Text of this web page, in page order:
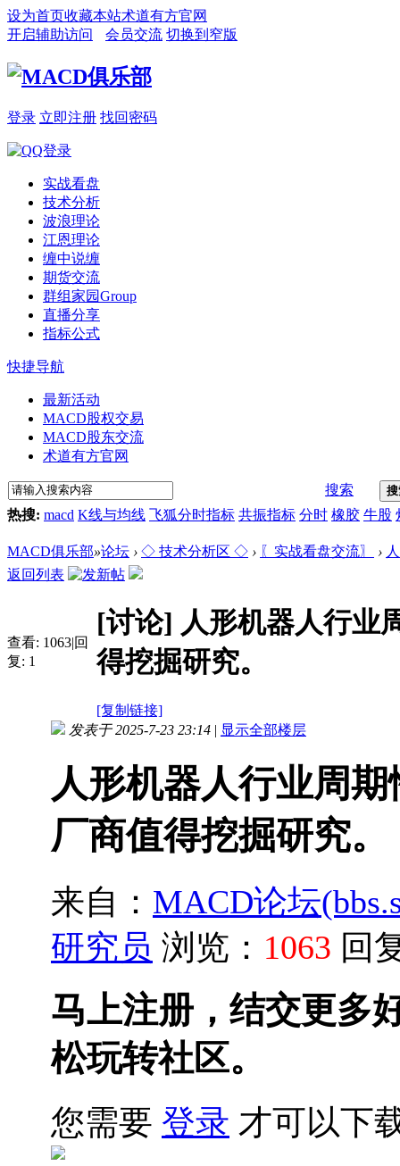
设为首页收藏本站术道有方官网
开启辅助访问
会员交流 切换到窄版
登录 立即注册 找回密码
实战看盘
技术分析
波浪理论
江恩理论
缠中说缠
期货交流
群组家园Group
直播分享
指标公式
快捷导航
最新活动
MACD股权交易
MACD股东交流
术道有方官网
搜索
热搜: macd K线与均线 飞狐分时指标 共振指标 分时 橡胶 牛股
MACD俱乐部»论坛 › ◇ 技术分析区 ◇ › 〖实战看盘交流〗 ›
返回列表
查看: 1063|回
复: 1
[讨论] 人形机器人行业
得挖掘研究。
[复制链接]
发表于 2025-7-23 23:14 | 显示全部楼层
人形机器人行业周
厂商值得挖掘研究。
来自： MACD论坛
研究员 浏览： 1063 回
马上注册，结交更多
松玩转社区。
您需要 登录 才可以下